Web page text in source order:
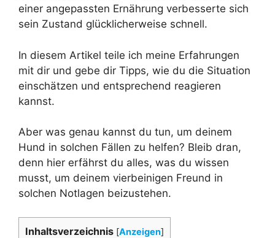
einer angepassten Ernährung verbesserte sich
sein Zustand glücklicherweise schnell.
In diesem Artikel teile ich meine Erfahrungen
mit dir und gebe dir Tipps, wie du die Situation
einschätzen und entsprechend reagieren
kannst.
Aber was genau kannst du tun, um deinem
Hund in solchen Fällen zu helfen? Bleib dran,
denn hier erfährst du alles, was du wissen
musst, um deinem vierbeinigen Freund in
solchen Notlagen beizustehen.
Inhaltsverzeichnis [Anzeigen]